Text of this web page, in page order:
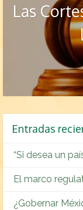
Las
Entradas
“Si desea un
El marco
¿Gobernar